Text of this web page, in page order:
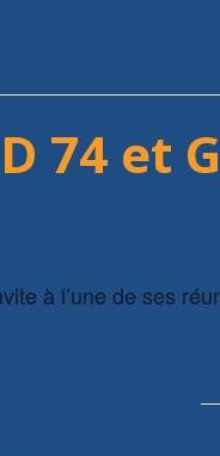
74 et
à l’une de ses